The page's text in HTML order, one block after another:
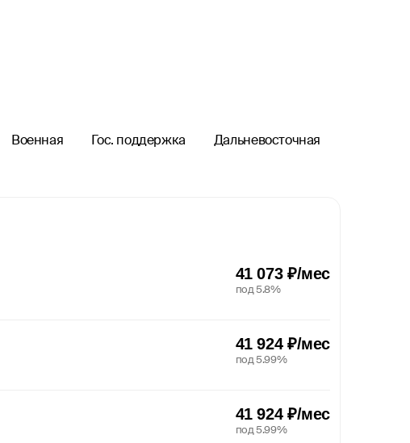
Военная Гос. поддержка Дальневосточная
41 073 ₽/мес
под 5.8%
41 924 ₽/мес
под 5.99%
41 924 ₽/мес
под 5.99%